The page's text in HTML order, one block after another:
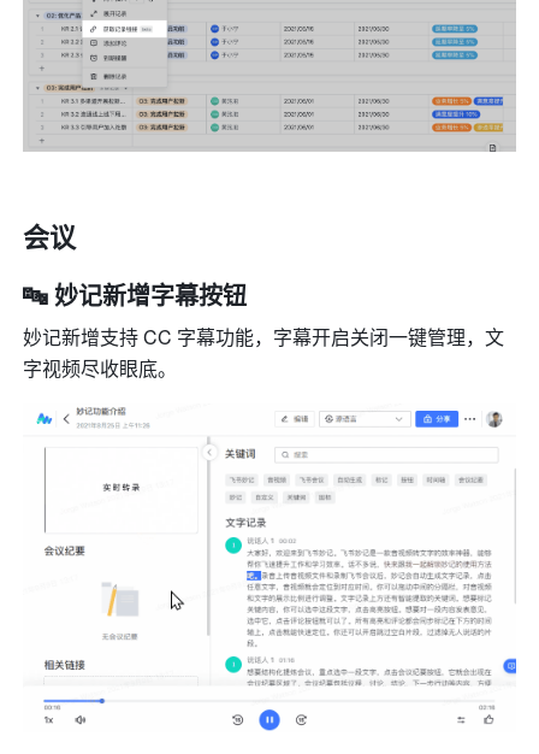
会议
🔤 妙记新增字幕按钮
妙记新增支持 CC 字幕功能，字幕开启关闭一键管理，文
字视频尽收眼底。